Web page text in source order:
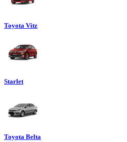
Toyota Vitz
Starlet
Toyota Belta